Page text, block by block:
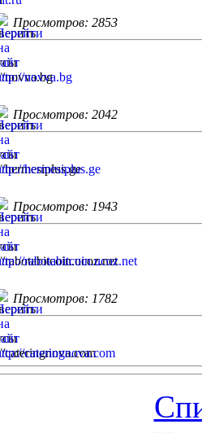
Просмотров: 2853
Просмотров: 2042
Просмотров: 1943
Просмотров: 1782